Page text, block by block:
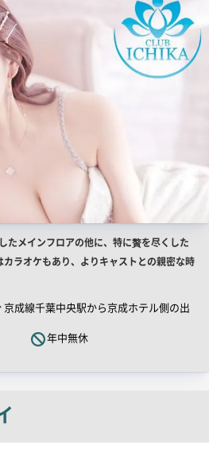
たメインフロアの他に、特に贅を尽くした
ラオケもあり、よりキャストとの親密な時
成線千葉中央駅から京成ホテル側の出
年中無休